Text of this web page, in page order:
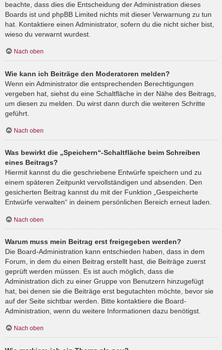
beachte, dass dies die Entscheidung der Administration dieses
Boards ist und phpBB Limited nichts mit dieser Verwarnung zu tun
hat. Kontaktiere einen Administrator, sofern du die nicht sicher bist,
wieso du verwarnt wurdest.
Nach oben
Wie kann ich Beiträge den Moderatoren melden?
Wenn ein Administrator die entsprechenden Berechtigungen
vergeben hat, siehst du eine Schaltfläche in der Nähe des Beitrags,
um diesen zu melden. Du wirst dann durch die weiteren Schritte
geführt.
Nach oben
Was bewirkt die „Speichern“-Schaltfläche beim Schreiben
eines Beitrags?
Hiermit kannst du die geschriebene Entwürfe speichern und zu
einem späteren Zeitpunkt vervollständigen und absenden. Den
gesicherten Beitrag kannst du mit der Funktion „Gespeicherte
Entwürfe verwalten“ in deinem persönlichen Bereich erneut laden.
Nach oben
Warum muss mein Beitrag erst freigegeben werden?
Die Board-Administration kann entschieden haben, dass in dem
Forum, in dem du einen Beitrag erstellt hast, die Beiträge zuerst
geprüft werden müssen. Es ist auch möglich, dass die
Administration dich zu einer Gruppe von Benutzern hinzugefügt
hat, bei denen sie die Beiträge erst begutachten möchte, bevor sie
auf der Seite sichtbar werden. Bitte kontaktiere die Board-
Administration, wenn du weitere Informationen dazu benötigst.
Nach oben